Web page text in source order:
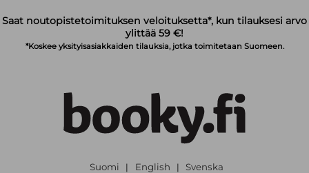
Saat noutopistetoimituksen veloituksetta*, kun tilauksesi arvo
ylittää 59 €!
*Koskee yksityisasiakkaiden tilauksia, jotka toimitetaan Suomeen.
Suomi | English | Svenska